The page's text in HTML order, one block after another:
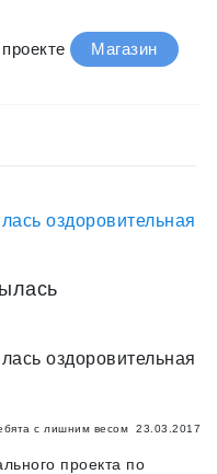
Магазин
оздоровительная
с лишним весом 23.03.2017
проекта по